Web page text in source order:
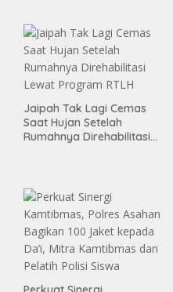
Jaipah Tak Lagi Cemas
Saat Hujan Setelah
Rumahnya Direhabilitasi